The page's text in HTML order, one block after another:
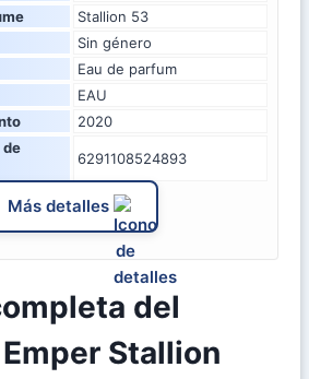
Stallion 53
Sin género
Eau de parfum
EAU
2020
de
6291108524893
Más detalles
del
Stallion